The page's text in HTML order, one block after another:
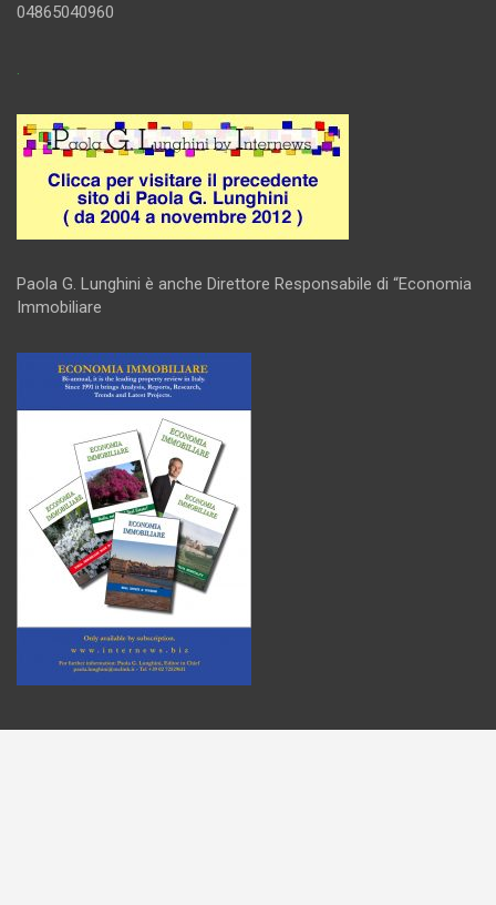
04865040960
.
Paola G. Lunghini è anche Direttore Responsabile di “Economia
Immobiliare